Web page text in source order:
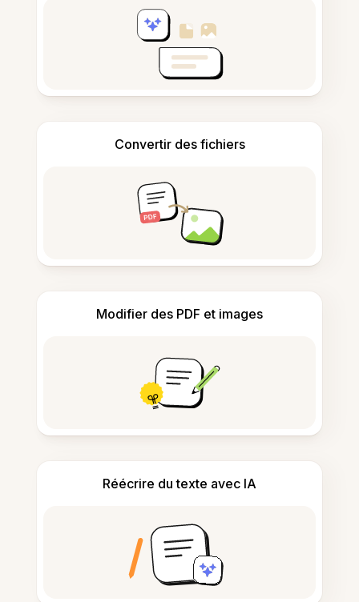
Convertir des fichiers
Modifier des PDF et images
Réécrire du texte avec IA